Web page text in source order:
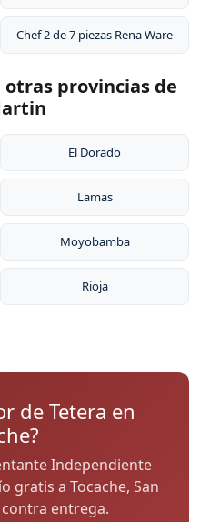
Chef 2 de 7 piezas Rena Ware
provincias de
El Dorado
Lamas
Moyobamba
Rioja
de Tetera en
Independiente
gratis a Tocache, San
entrega.